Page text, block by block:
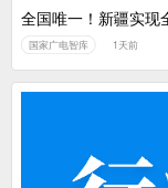
全国唯一！新疆实现
国家广电智库 1天前